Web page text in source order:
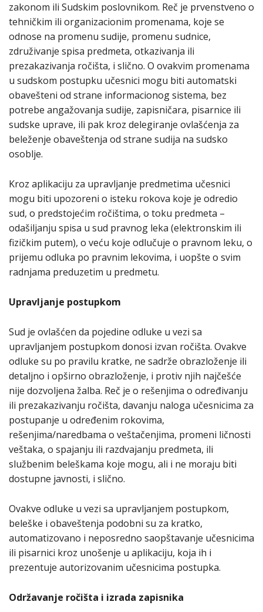
zakonom ili Sudskim poslovnikom. Reč je prvenstveno o
tehničkim ili organizacionim promenama, koje se
odnose na promenu sudije, promenu sudnice,
združivanje spisa predmeta, otkazivanja ili
prezakazivanja ročišta, i slično. O ovakvim promenama
u sudskom postupku učesnici mogu biti automatski
obavešteni od strane informacionog sistema, bez
potrebe angažovanja sudije, zapisničara, pisarnice ili
sudske uprave, ili pak kroz delegiranje ovlašćenja za
beleženje obaveštenja od strane sudija na sudsko
osoblje.
Kroz aplikaciju za upravljanje predmetima učesnici
mogu biti upozoreni o isteku rokova koje je odredio
sud, o predstojećim ročištima, o toku predmeta –
odašiljanju spisa u sud pravnog leka (elektronskim ili
fizičkim putem), o veću koje odlučuje o pravnom leku, o
prijemu odluka po pravnim lekovima, i uopšte o svim
radnjama preduzetim u predmetu.
Upravljanje postupkom
Sud je ovlašćen da pojedine odluke u vezi sa
upravljanjem postupkom donosi izvan ročišta. Ovakve
odluke su po pravilu kratke, ne sadrže obrazloženje ili
detaljno i opširno obrazloženje, i protiv njih najčešće
nije dozvoljena žalba. Reč je o rešenjima o određivanju
ili prezakazivanju ročišta, davanju naloga učesnicima za
postupanje u određenim rokovima,
rešenjima/naredbama o veštačenjima, promeni ličnosti
veštaka, o spajanju ili razdvajanju predmeta, ili
službenim beleškama koje mogu, ali i ne moraju biti
dostupne javnosti, i slično.
Ovakve odluke u vezi sa upravljanjem postupkom,
beleške i obaveštenja podobni su za kratko,
automatizovano i neposredno saopštavanje učesnicima
ili pisarnici kroz unošenje u aplikaciju, koja ih i
prezentuje autorizovanim učesnicima postupka.
Održavanje ročišta i izrada zapisnika